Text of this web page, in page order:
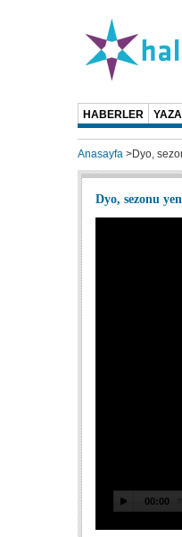
HABERLER
Anasayfa >Dyo,
Dyo, sezonu